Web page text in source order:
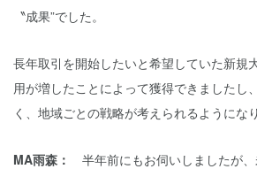
〝成果”でした。
長年取引を開始したいと希望していた新規
用が増したことによって獲得できましたし
く、地域ごとの戦略が考えられるようにな
MA雨森：
半年前にもお伺いしましたが